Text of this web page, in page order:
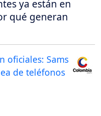
ya están en
qué generan